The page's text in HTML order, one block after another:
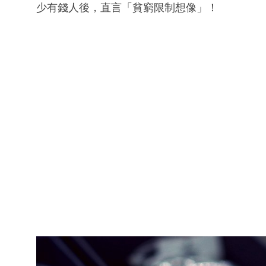
少有錢人後，直言「貧窮限制想像」！